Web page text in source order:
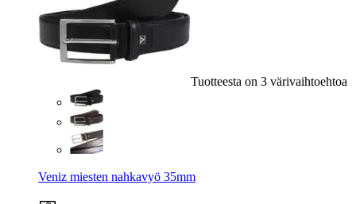
Tuotteesta on 3 värivaihtoehtoa
Veniz miesten nahkavyö 35mm